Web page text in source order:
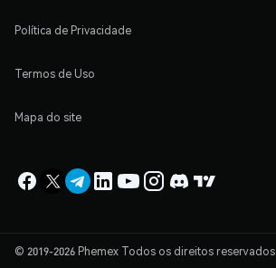
Política de Privacidade
Termos de Uso
Mapa do site
© 2019-2026 Phemex Todos os direitos reservados